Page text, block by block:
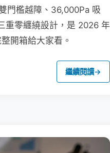
門檻越障、36,000Pa 吸
重零纏繞設計，是 2026 年
開箱給大家看。
繼續閱讀→